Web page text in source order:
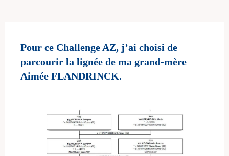
Pour ce Challenge AZ, j’ai choisi de
parcourir la lignée de ma grand-mère
Aimée FLANDRINCK.